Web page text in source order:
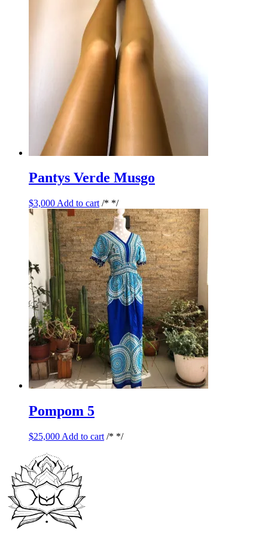
Pantys Verde Musgo
$3,000 Add to cart /* */
Pompom 5
$25,000 Add to cart /* */